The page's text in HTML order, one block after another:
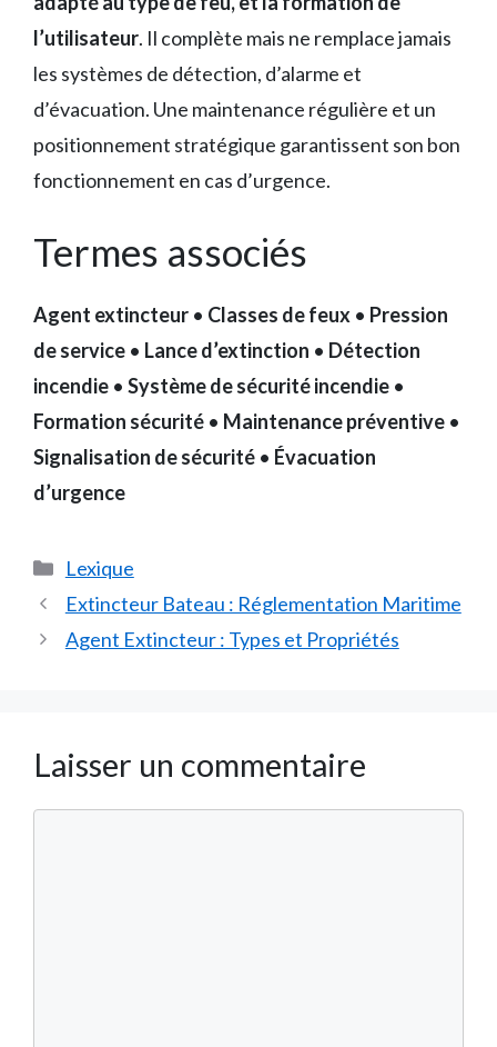
l’utilisateur. Il complète mais ne remplace jamais
les systèmes de détection, d’alarme et
d’évacuation. Une maintenance régulière et un
positionnement stratégique garantissent son bon
fonctionnement en cas d’urgence.
Termes associés
Agent extincteur • Classes de feux • Pression
de service • Lance d’extinction • Détection
incendie • Système de sécurité incendie •
Formation sécurité • Maintenance préventive •
Signalisation de sécurité • Évacuation
d’urgence
Catégories
Lexique
Extincteur Bateau : Réglementation Maritime
Agent Extincteur : Types et Propriétés
Laisser un commentaire